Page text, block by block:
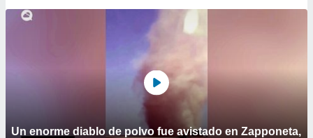
Un enorme diablo de polvo fue avistado en Zapponeta,